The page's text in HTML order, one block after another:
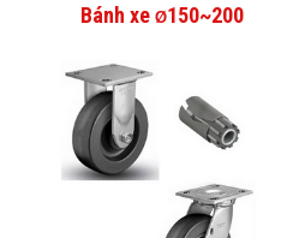
Bánh xe Ø150~200